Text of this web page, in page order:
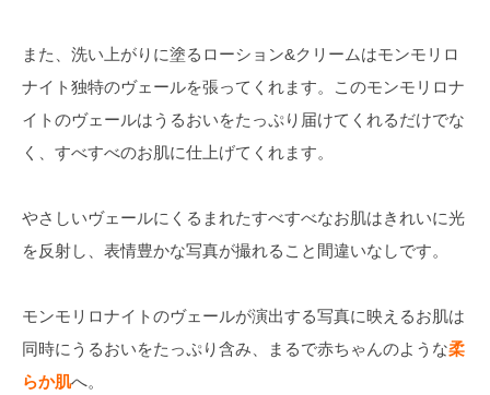
また、洗い上がりに塗るローション&クリームはモンモリロ
ナイト独特のヴェールを張ってくれます。このモンモリロナ
イトのヴェールはうるおいをたっぷり届けてくれるだけでな
く、すべすべのお肌に仕上げてくれます。
やさしいヴェールにくるまれたすべすべなお肌はきれいに光
を反射し、表情豊かな写真が撮れること間違いなしです。
モンモリロナイトのヴェールが演出する写真に映えるお肌は
同時にうるおいをたっぷり含み、まるで赤ちゃんのような柔
らか肌へ。